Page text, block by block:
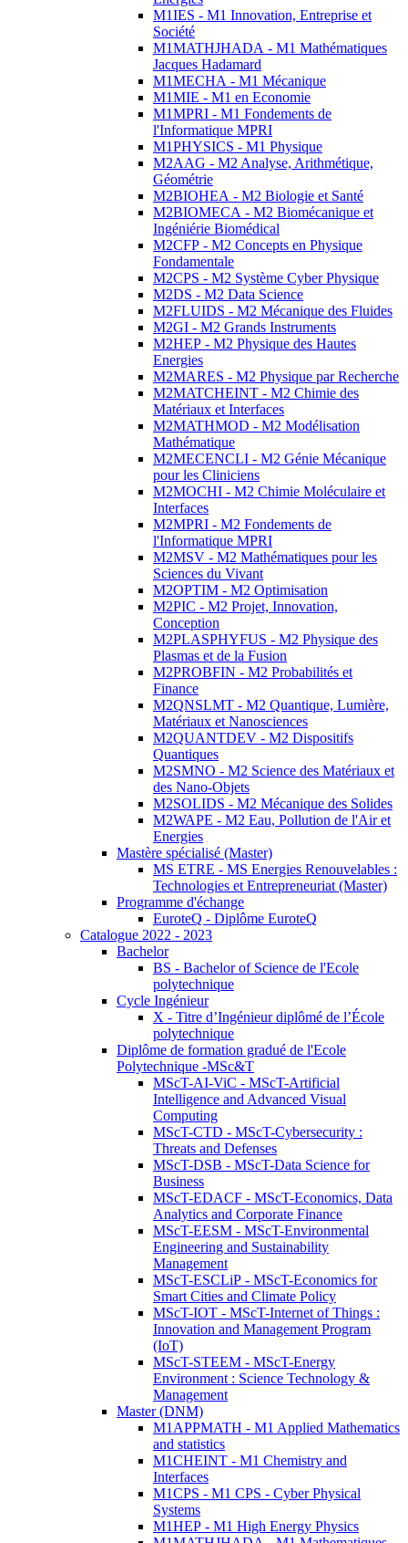
M1IES - M1 Innovation, Entreprise et
Société
M1MATHJHADA - M1 Mathématiques
Jacques Hadamard
M1MECHA - M1 Mécanique
M1MIE - M1 en Economie
M1MPRI - M1 Fondements de
l'Informatique MPRI
M1PHYSICS - M1 Physique
M2AAG - M2 Analyse, Arithmétique,
Géométrie
M2BIOHEA - M2 Biologie et Santé
M2BIOMECA - M2 Biomécanique et
Ingéniérie Biomédical
M2CFP - M2 Concepts en Physique
Fondamentale
M2CPS - M2 Système Cyber Physique
M2DS - M2 Data Science
M2FLUIDS - M2 Mécanique des Fluides
M2GI - M2 Grands Instruments
M2HEP - M2 Physique des Hautes
Energies
M2MARES - M2 Physique par Recherche
M2MATCHEINT - M2 Chimie des
Matériaux et Interfaces
M2MATHMOD - M2 Modélisation
Mathématique
M2MECENCLI - M2 Génie Mécanique
pour les Cliniciens
M2MOCHI - M2 Chimie Moléculaire et
Interfaces
M2MPRI - M2 Fondements de
l'Informatique MPRI
M2MSV - M2 Mathématiques pour les
Sciences du Vivant
M2OPTIM - M2 Optimisation
M2PIC - M2 Projet, Innovation,
Conception
M2PLASPHYFUS - M2 Physique des
Plasmas et de la Fusion
M2PROBFIN - M2 Probabilités et
Finance
M2QNSLMT - M2 Quantique, Lumière,
Matériaux et Nanosciences
M2QUANTDEV - M2 Dispositifs
Quantiques
M2SMNO - M2 Science des Matériaux et
des Nano-Objets
M2SOLIDS - M2 Mécanique des Solides
M2WAPE - M2 Eau, Pollution de l'Air et
Energies
Mastère spécialisé (Master)
MS ETRE - MS Energies Renouvelables :
Technologies et Entrepreneuriat (Master)
Programme d'échange
EuroteQ - Diplôme EuroteQ
Catalogue 2022 - 2023
Bachelor
BS - Bachelor of Science de l'Ecole
polytechnique
Cycle Ingénieur
X - Titre d’Ingénieur diplômé de l’École
polytechnique
Diplôme de formation gradué de l'Ecole
Polytechnique -MSc&T
MScT-AI-ViC - MScT-Artificial
Intelligence and Advanced Visual
Computing
MScT-CTD - MScT-Cybersecurity :
Threats and Defenses
MScT-DSB - MScT-Data Science for
Business
MScT-EDACF - MScT-Economics, Data
Analytics and Corporate Finance
MScT-EESM - MScT-Environmental
Engineering and Sustainability
Management
MScT-ESCLiP - MScT-Economics for
Smart Cities and Climate Policy
MScT-IOT - MScT-Internet of Things :
Innovation and Management Program
(IoT)
MScT-STEEM - MScT-Energy
Environment : Science Technology &
Management
Master (DNM)
M1APPMATH - M1 Applied Mathematics
and statistics
M1CHEINT - M1 Chemistry and
Interfaces
M1CPS - M1 CPS - Cyber Physical
Systems
M1HEP - M1 High Energy Physics